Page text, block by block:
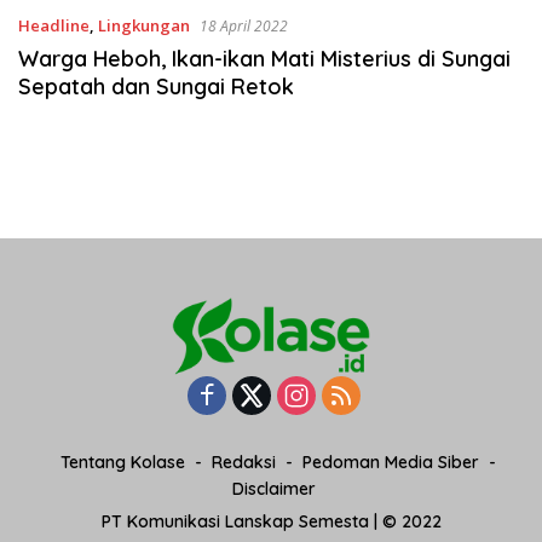
Headline, Lingkungan 18 April 2022
Warga Heboh, Ikan-ikan Mati Misterius di Sungai
Sepatah dan Sungai Retok
Tentang Kolase Redaksi
Pedoman Media Siber
Disclaimer
PT Komunikasi Lanskap Semesta | © 2022